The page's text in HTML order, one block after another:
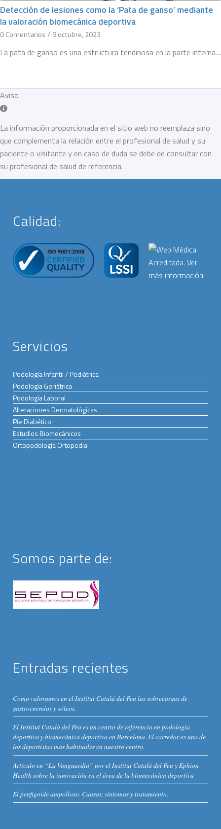
Detección de lesiones como la ‘Pata de ganso’ mediante
la valoración biomecánica deportiva
0 Comentarios / 9 octubre, 2023
La pata de ganso es una estructura tendinosa en la parte interna…
Aviso
La información proporcionada en el sitio web no reemplaza sino
que complementa la relación entre el profesional de salud y su
paciente o visitante y en caso de duda se debe de consultar con
su profesional de salud de referencia.
Calidad:
Servicios
Podología Infantil / Pediátrica
Podología Geriátrica
Podología Laboral
Alteraciones Dermatológicas
Pie Diabético
Estudios Biomecánicos
Ortopodología Ortopedia
Somos parte de:
Entradas recientes
Como valoramos en el Institut Catalá del Peu las sobrecargas de
gastrocnemios y sóleos.
El Institut Català del Peu es un centro de referencia en podología
deportiva y biomecánica deportiva en Barcelona. El corredor es uno de
los deportistas más habituales en nuestro centro.
Artículo en “La Vanguardia” por el Institut Català del Peu y Ephion
Health sobre la innovación en el área de la biomecánica deportiva
El penfigoide ampolloso. Causas, síntomas y tratamiento.